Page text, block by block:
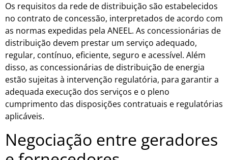
Os requisitos da rede de distribuição são estabelecidos
no contrato de concessão, interpretados de acordo com
as normas expedidas pela ANEEL. As concessionárias de
distribuição devem prestar um serviço adequado,
regular, contínuo, eficiente, seguro e acessível. Além
disso, as concessionárias de distribuição de energia
estão sujeitas à intervenção regulatória, para garantir a
adequada execução dos serviços e o pleno
cumprimento das disposições contratuais e regulatórias
aplicáveis.
Negociação entre geradores